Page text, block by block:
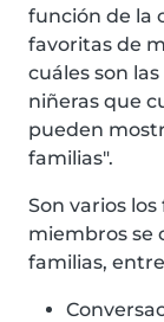
función de la
favoritas de
cuáles son
niñeras que
pueden
familias".
Son varios
miembros se
familias,